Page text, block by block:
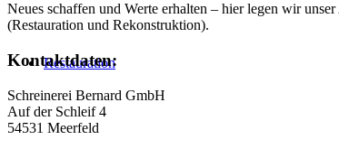
Restauration
Neues schaffen und Werte erhalten – hier legen wir
(Restauration und Rekonstruktion).
Kontaktdaten:
Schreinerei Bernard GmbH
Auf der Schleif 4
54531 Meerfeld